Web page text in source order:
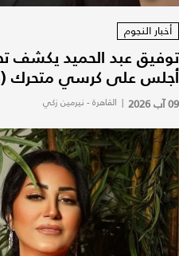
أخبار النجوم
توفيق عبد الحميد يكشف
أجلس على كرسي متحرك
09 آب 2026 | القاهرة - نيرمين زكي